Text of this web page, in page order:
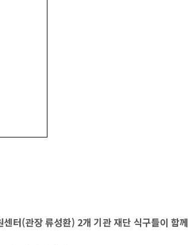
터(관장 류성환) 2개 기관 재단 식구들이 함께